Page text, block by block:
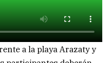
a la playa Arazaty y